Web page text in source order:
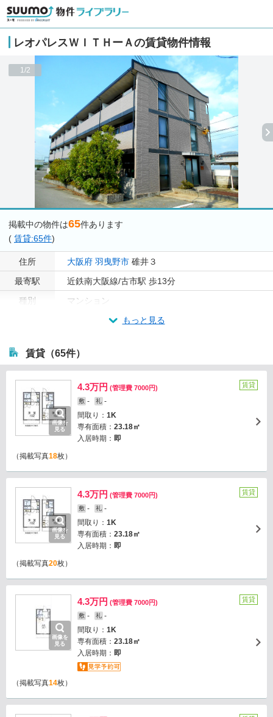
レオパレスＷＩＴＨーＡの賃貸物件情報
1/2
掲載中の物件は65件あります
( 賃貸:65件)
住所 大阪府 羽曳野市 碓井３
最寄駅
近鉄南大阪線/古市駅 歩13分
種別
マンション
もっと見る
賃貸（65件）
画像を
見る
4.3万円 (管理費 7000円)
敷 - 礼 -
間取り： 1K
専有面積： 23.18㎡
入居時期： 即
賃貸
（掲載写真18枚）
画像を
見る
4.3万円 (管理費 7000円)
敷 - 礼 -
間取り： 1K
専有面積： 23.18㎡
入居時期： 即
賃貸
（掲載写真20枚）
画像を
見る
4.3万円 (管理費 7000円)
敷 - 礼 -
間取り： 1K
専有面積： 23.18㎡
入居時期： 即
賃貸
（掲載写真14枚）